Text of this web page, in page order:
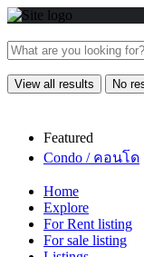
View all results No
Featured
Condo / คอนโด
Home
Explore
For Rent listing
For sale listing